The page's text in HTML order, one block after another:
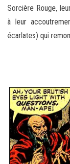
Sorcière Rouge,
à leur
écarlates) qui